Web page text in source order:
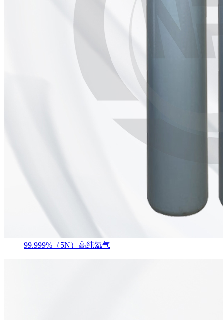
99.999%（5N）高纯氦气